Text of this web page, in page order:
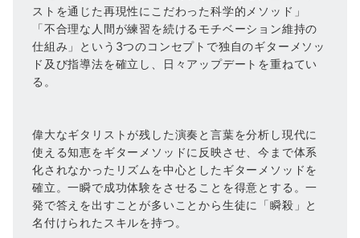
ストを通じた再現性にこだわった科学的メソッド」
「不合理な人間が練習を続けるモチベーション維持の
仕組み」という3つのコンセプトで独自のギターメソッ
ド及び指導法を確立し、日々アップデートを重ねてい
る。
偉大なギタリストが残した演奏と言葉を分析し現代に
使える知恵をギターメソッドに反映させ、今まで体系
化されなかったリズムを中心としたギターメソッドを
確立。一瞬で成功体験をさせることを得意とする。一
発で答えを出すことが多いことから生徒に「瞬殺」と
名付けられたスキルを持つ。